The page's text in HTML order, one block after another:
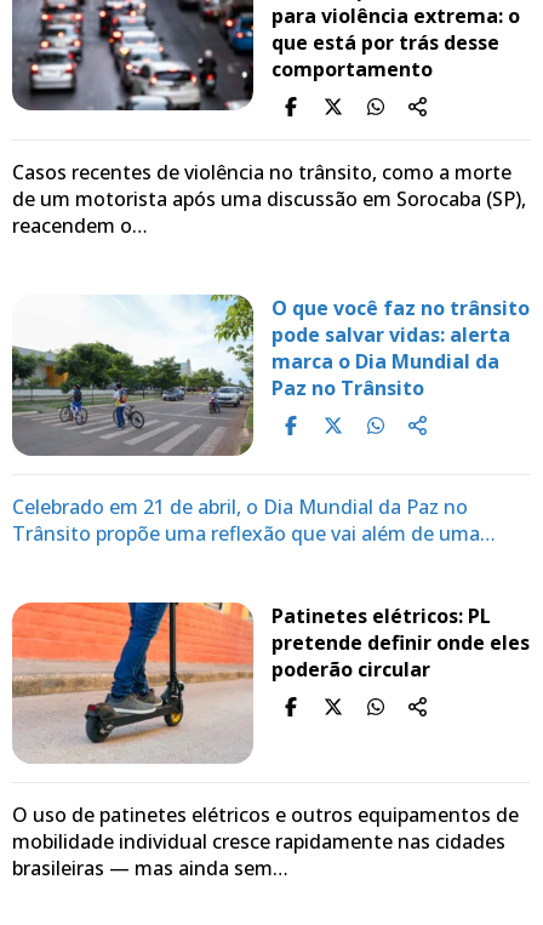
para violência extrema: o
que está por trás desse
comportamento
Casos recentes de violência no trânsito, como a morte
de um motorista após uma discussão em Sorocaba (SP),
reacendem o…
O que você faz no trânsito
pode salvar vidas: alerta
marca o Dia Mundial da
Paz no Trânsito
Celebrado em 21 de abril, o Dia Mundial da Paz no
Trânsito propõe uma reflexão que vai além de uma…
Patinetes elétricos: PL
pretende definir onde eles
poderão circular
O uso de patinetes elétricos e outros equipamentos de
mobilidade individual cresce rapidamente nas cidades
brasileiras — mas ainda sem…